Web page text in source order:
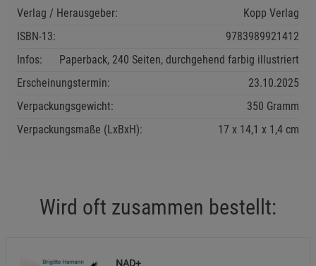
Verlag / Herausgeber:
Kopp Verlag
ISBN-13:
9783989921412
Infos:
Paperback, 240 Seiten, durchgehend farbig illustriert
Erscheinungstermin:
23.10.2025
Verpackungsgewicht:
350 Gramm
Verpackungsmaße (LxBxH):
17 14,1 1,4 cm
Wird oft zusammen bestellt:
NAD+
Datenschutzerklärung Impressum